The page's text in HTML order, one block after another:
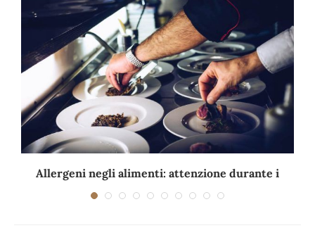
Allergeni negli alimenti: attenzione durante i
viaggi e...